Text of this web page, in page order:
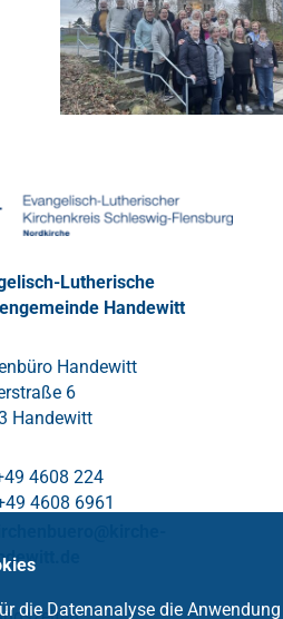
Lutherische
Handewitt
Handewitt
6
Handewitt
4608 224
4608 6961
die Datenanalyse die